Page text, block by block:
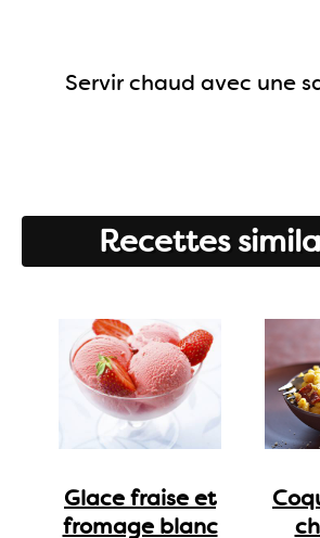
Servir chaud avec une
Recettes
Glace fraise et
fromage blanc